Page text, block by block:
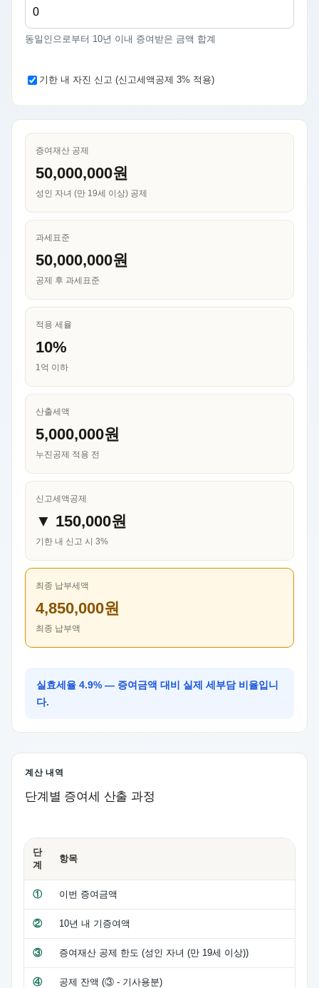
동일인으로부터 10년 이내 증여받은 금액 합계
기한 내 자진 신고 (신고세액공제 3% 적용)
증여재산 공제
50,000,000원
성인 자녀 (만 19세 이상) 공제
과세표준
50,000,000원
공제 후 과세표준
적용 세율
10%
1억 이하
산출세액
5,000,000원
누진공제 적용 전
신고세액공제
▼ 150,000원
기한 내 신고 시 3%
최종 납부세액
4,850,000원
최종 납부액
실효세율 4.9% — 증여금액 대비 실제 세부담 비율입니
다.
계산 내역
단계별 증여세 산출 과정
단
계
항목
① 이번 증여금액
② 10년 내 기증여액
③ 증여재산 공제 한도 (성인 자녀 (만 19세 이상))
④ 공제 잔액 (③ - 기사용분)